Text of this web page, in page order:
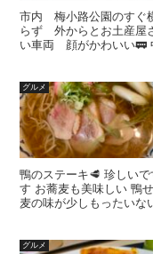
市内 梅小路公園のすぐ
らず 外からとお土産屋
い車両 顔がかわいい🚃
グルメ
鴨のステーキ🥩 珍しい
す お蕎麦も美味しい 鴨
麦の味が少しもったいな
グルメ